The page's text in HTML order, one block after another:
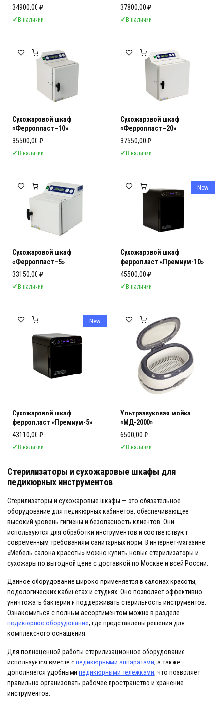
34900,00 ₽
✓В наличии
37800,00 ₽
✓В наличии
Сухожаровой шкаф
«Ферропласт–10»
35500,00 ₽
✓В наличии
Сухожаровой шкаф
«Ферропласт–20»
37550,00 ₽
✓В наличии
Сухожаровой шкаф
«Ферропласт–5»
33150,00 ₽
✓В наличии
New
Сухожаровой шкаф
ферропласт «Премиум-10»
45500,00 ₽
✓В наличии
New
Сухожаровой шкаф
ферропласт «Премиум-5»
43110,00 ₽
✓В наличии
Ультразвуковая мойка
«МД-2000»
6500,00 ₽
✓В наличии
Стерилизаторы и сухожаровые шкафы для
педикюрных инструментов
Стерилизаторы и сухожаровые шкафы — это обязательное
оборудование для педикюрных кабинетов, обеспечивающее
высокий уровень гигиены и безопасность клиентов. Они
используются для обработки инструментов и соответствуют
современным требованиям санитарных норм. В интернет-магазине
«Мебель салона красоты» можно купить новые стерилизаторы и
сухожары по выгодной цене с доставкой по Москве и всей России.
Данное оборудование широко применяется в салонах красоты,
подологических кабинетах и студиях. Оно позволяет эффективно
уничтожать бактерии и поддерживать стерильность инструментов.
Ознакомиться с полным ассортиментом можно в разделе
педикюрное оборудование, где представлены решения для
комплексного оснащения.
Для полноценной работы стерилизационное оборудование
используется вместе спедикюрными аппаратами, а также
дополняется удобными педикюрными тележками, что позволяет
правильно организовать рабочее пространство и хранение
инструментов.